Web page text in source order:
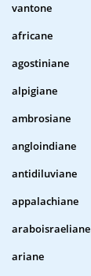
vantone
africane
agostiniane
alpigiane
ambrosiane
angloindiane
antidiluviane
appalachiane
araboisraeliane
ariane